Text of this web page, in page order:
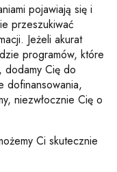
pojawiają się i
przeszukiwać
Jeżeli akurat
programów, które
dodamy Cię do
dofinansowania,
niezwłocznie Cię o
Ci skutecznie